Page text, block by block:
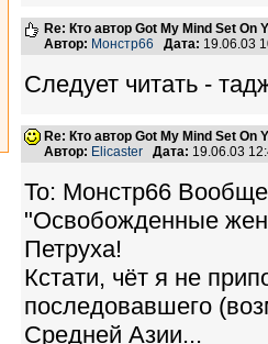
Re: Кто автор Got My Mind Set On
Автор: Монстр66 Дата: 19.06.03
Следует читать -
Re: Кто автор Got My Mind Set On
Автор: Elicaster Дата: 19.06.03
To: Монстр66
"Освобожденные
Петруха!
Кстати, чёт я не
последовавшего
Средней Азии...